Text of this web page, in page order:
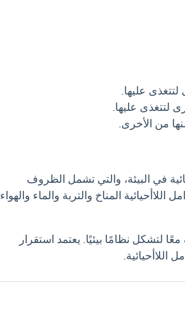
عليها.
لتتغذى عليها.
من الأخرى.
في البيئة، والتي تشمل الظروف
المناخ والتربة والماء والهواء
معًا لتشكل نظامًا بيئيًا. يعتمد استقرار
اللاأحيائية.